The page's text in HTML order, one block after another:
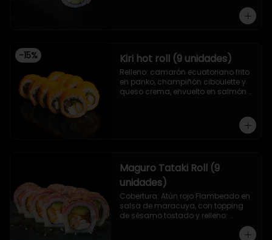
-15% Kiri hot roll (9 unidades)
Relleno: camarón ecuatoriano frito
en panko, champiñón ciboulette y
queso crema, envuelto en salmón
Maguro Tataki Roll (9
unidades)
Cobertura: Atún rojo Flambeado en
salsa de maracuya, con topping
de sésamo tostado y relleno:
Camarón ecuatoriano apanado,